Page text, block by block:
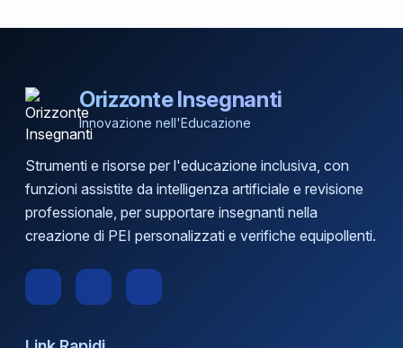
Orizzonte Insegnanti
Innovazione nell'Educazione
Strumenti e risorse per l'educazione inclusiva, con
funzioni assistite da intelligenza artificiale e revisione
professionale, per supportare insegnanti nella
creazione di PEI personalizzati e verifiche equipollenti.